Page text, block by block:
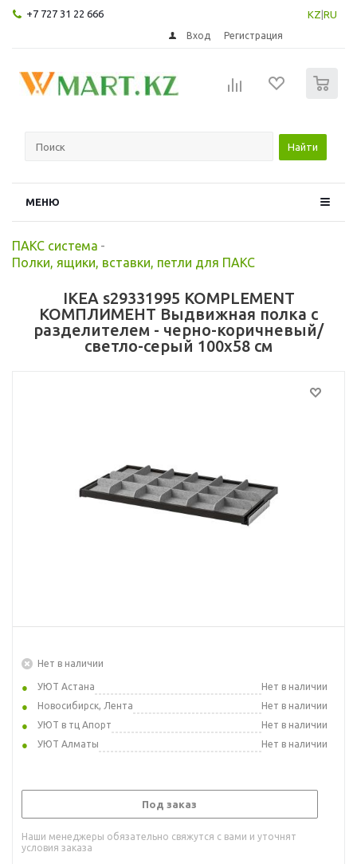
+7 727 31 22 666 KZ RU
Вход Регистрация
Найти
МЕНЮ
ПАКС система -
Полки, ящики, вставки, петли для ПАКС
IKEA s29331995 KOMPLEMENT
КОМПЛИМЕНТ Выдвижная полка с
разделителем - черно-коричневый/
светло-серый 100x58 см
Нет в наличии
УЮТ Астана
Нет в наличии
Новосибирск, Лента
Нет в наличии
УЮТ в тц Апорт
Нет в наличии
УЮТ Алматы
Нет в наличии
Под заказ
Наши менеджеры обязательно свяжутся с вами и уточнят
условия заказа